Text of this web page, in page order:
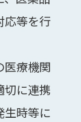
応等を行
医療機関
切に連携
生時等に